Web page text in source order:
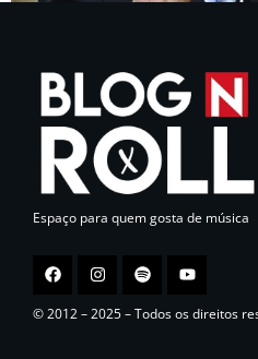
Espaço para quem gosta de música
© 2012 – 2025 – Todos os direitos